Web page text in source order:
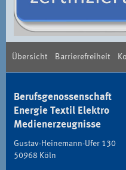
Übersicht Barrierefreiheit
Berufsgenossenschaft
Energie Textil Elektro
Medienerzeugnisse
Gustav-Heinemann-Ufer 130
50968 Köln